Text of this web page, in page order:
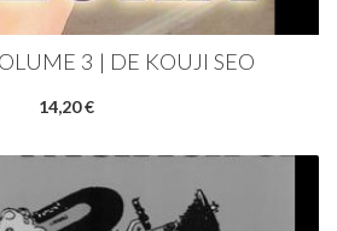
3 | DE KOUJI SEO
14,20 €